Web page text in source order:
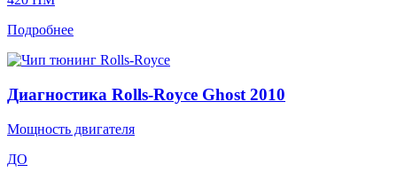
Подробнее
Диагностика Rolls-Royce Ghost 2010
Мощность двигателя
ДО